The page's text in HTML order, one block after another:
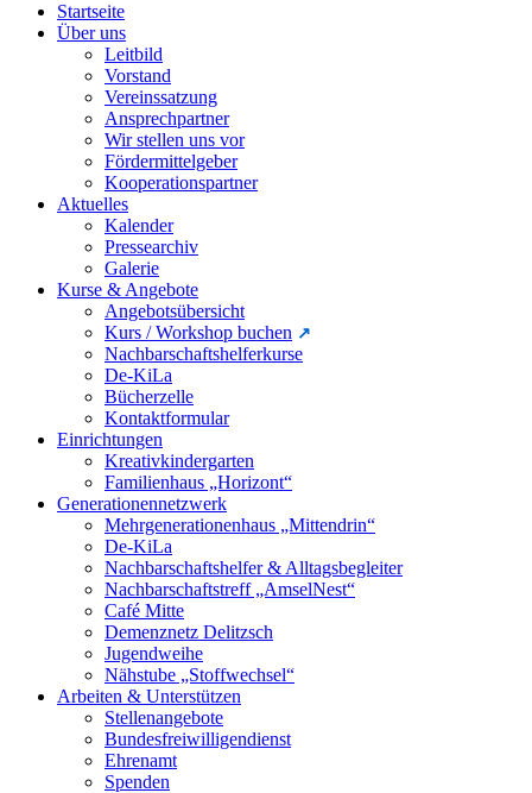
Startseite
Über uns
Leitbild
Vorstand
Vereinssatzung
Ansprechpartner
Wir stellen uns vor
Fördermittelgeber
Kooperationspartner
Aktuelles
Kalender
Pressearchiv
Galerie
Kurse & Angebote
Angebotsübersicht
Kurs / Workshop buchen
Nachbarschaftshelferkurse
De-KiLa
Bücherzelle
Kontaktformular
Einrichtungen
Kreativkindergarten
Familienhaus „Horizont“
Generationennetzwerk
Mehrgenerationenhaus „Mittendrin“
De-KiLa
Nachbarschaftshelfer & Alltagsbegleiter
Nachbarschaftstreff „AmselNest“
Café Mitte
Demenznetz Delitzsch
Jugendweihe
Nähstube „Stoffwechsel“
Arbeiten & Unterstützen
Stellenangebote
Bundesfreiwilligendienst
Ehrenamt
Spenden